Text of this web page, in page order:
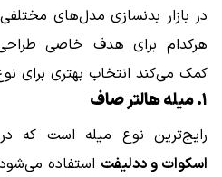
در بازار بدنسازی مدل‌های
هرکدام برای هدف خاصی
کمک می‌کند انتخاب بهتری برای
۱. میله هالتر صاف
رایج‌ترین نوع میله است که
اسکوات و ددلیفت استفاده